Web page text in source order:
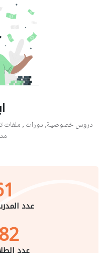
دروس خصوصية, دورات , ملفات
عدد